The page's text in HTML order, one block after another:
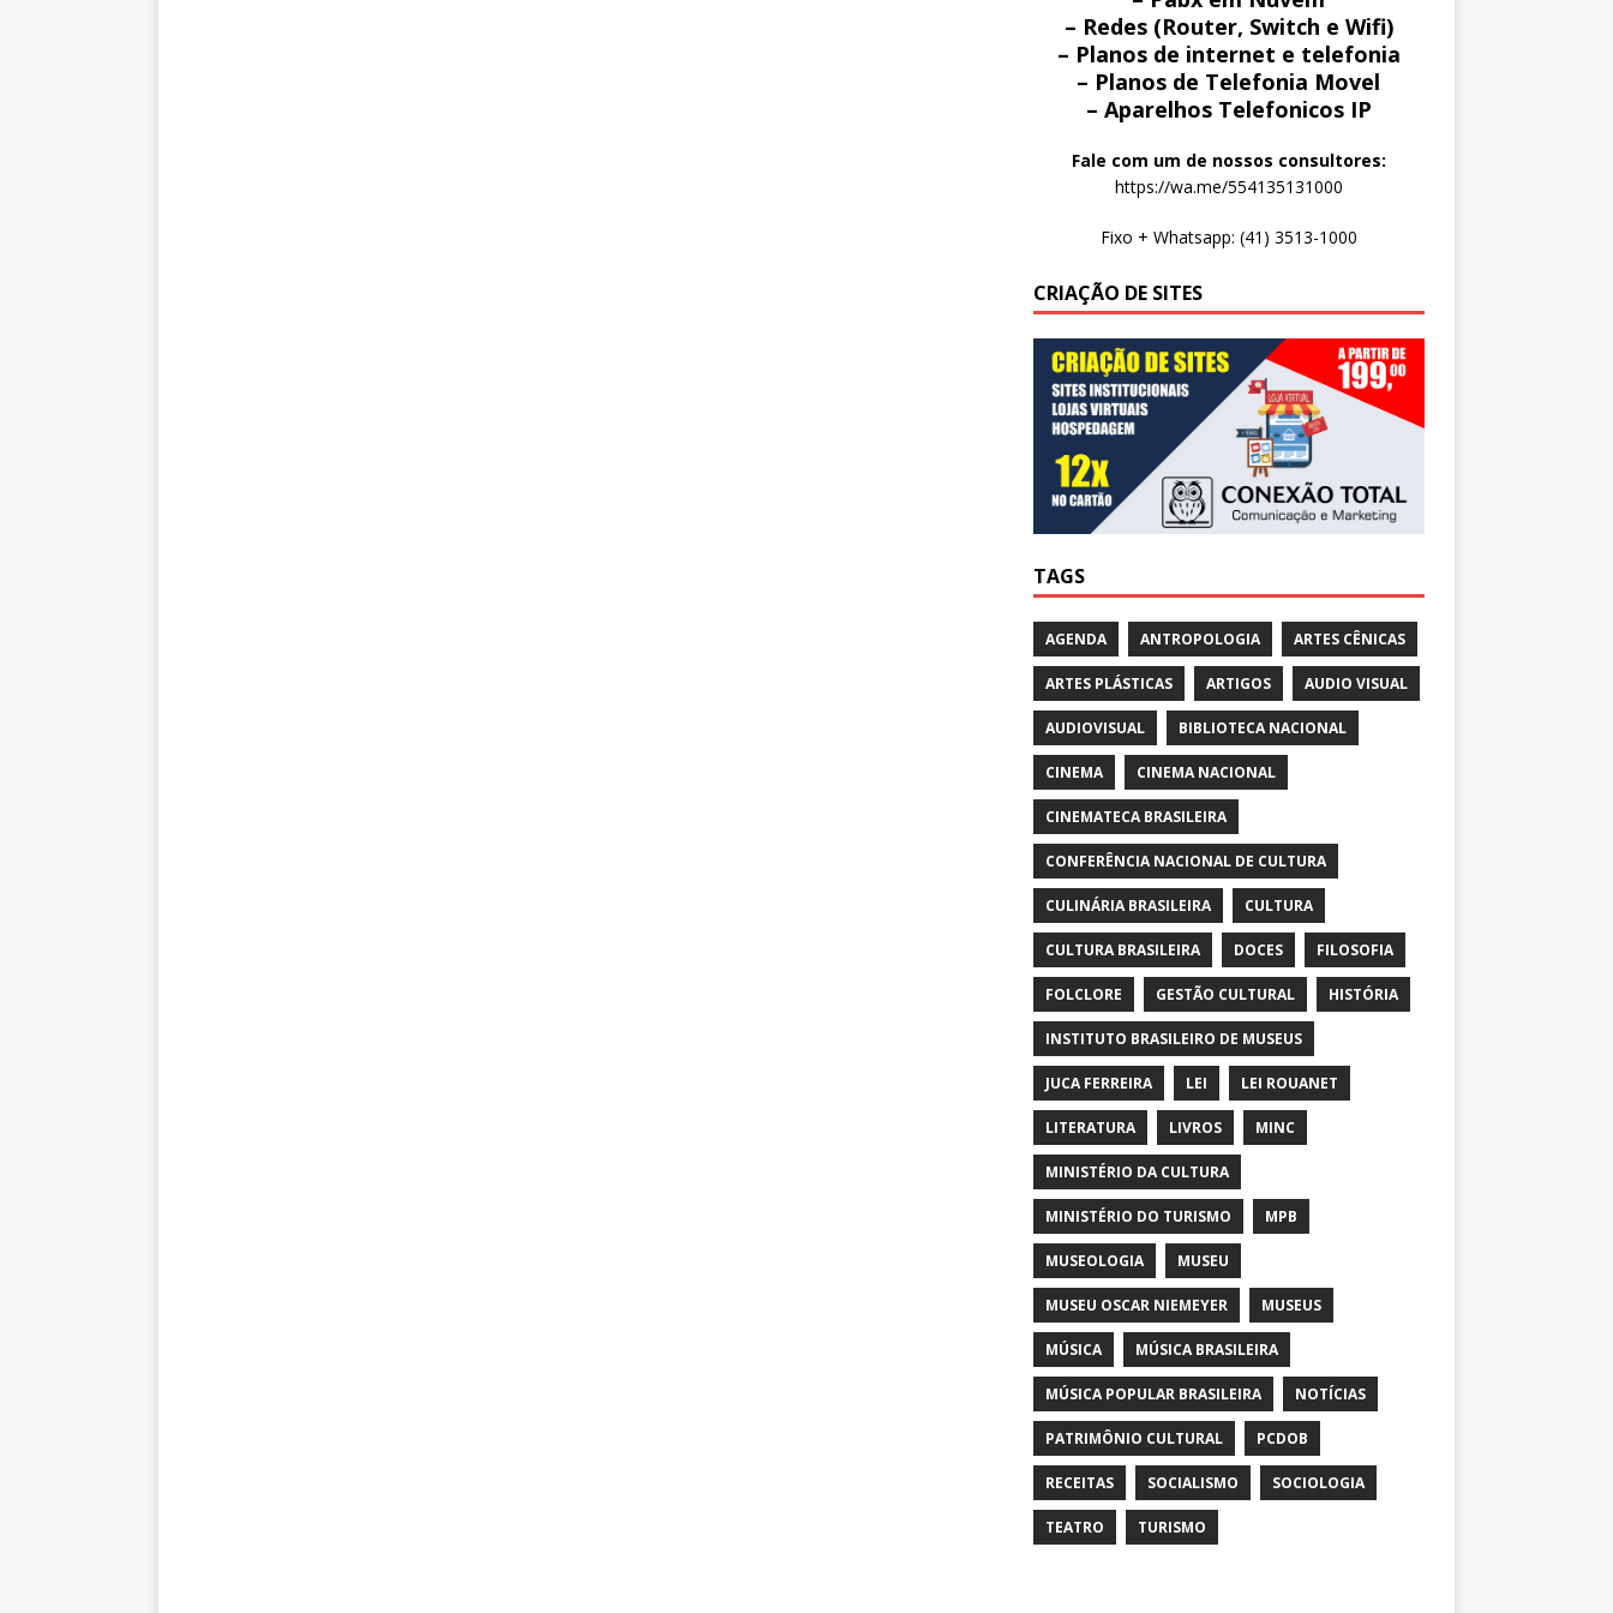
– Redes (Router, Switch e Wifi)
– Planos de internet e telefonia
– Planos de Telefonia Movel
– Aparelhos Telefonicos IP
Fale com um de nossos consultores:
https://wa.me/554135131000
Fixo + Whatsapp: (41) 3513-1000
CRIAÇÃO DE SITES
TAGS
AGENDA ANTROPOLOGIA ARTES CÊNICAS
ARTES PLÁSTICAS ARTIGOS AUDIO VISUAL
AUDIOVISUAL BIBLIOTECA NACIONAL
CINEMA CINEMA NACIONAL
CINEMATECA BRASILEIRA
CONFERÊNCIA NACIONAL DE CULTURA
CULINÁRIA BRASILEIRA CULTURA
CULTURA BRASILEIRA DOCES FILOSOFIA
FOLCLORE GESTÃO CULTURAL HISTÓRIA
INSTITUTO BRASILEIRO DE MUSEUS
JUCA FERREIRA LEI LEI ROUANET
LITERATURA LIVROS MINC
MINISTÉRIO DA CULTURA
MINISTÉRIO DO TURISMO MPB
MUSEOLOGIA MUSEU
MUSEU OSCAR NIEMEYER MUSEUS
MÚSICA MÚSICA BRASILEIRA
MÚSICA POPULAR BRASILEIRA NOTÍCIAS
PATRIMÔNIO CULTURAL PCDOB
RECEITAS SOCIALISMO SOCIOLOGIA
TEATRO TURISMO